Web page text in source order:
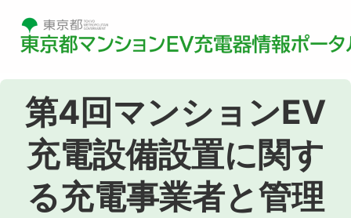
第4回マンションEV
充電設備設置に関す
る充電事業者と管理